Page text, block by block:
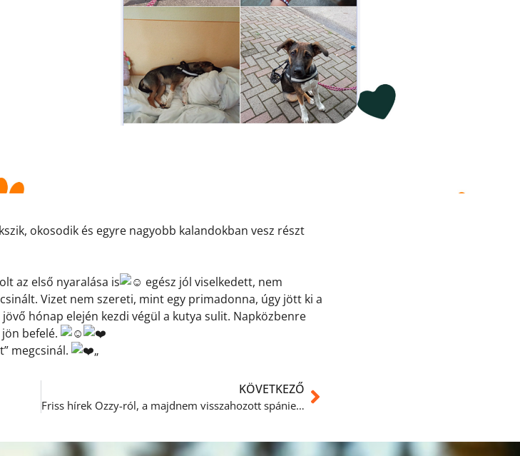
okosodik és egyre nagyobb kalandokban vesz részt
az első nyaralása is
egész jól viselkedett, nem
Vizet nem szereti, mint egy primadonna, úgy jött ki a
hónap elején kezdi végül a kutya sulit. Napközbenre
befelé.
megcsinál.
„
KÖVETKEZŐ
Friss hírek Ozzy-ról, a majdnem visszahozott spániel fiúcskáról